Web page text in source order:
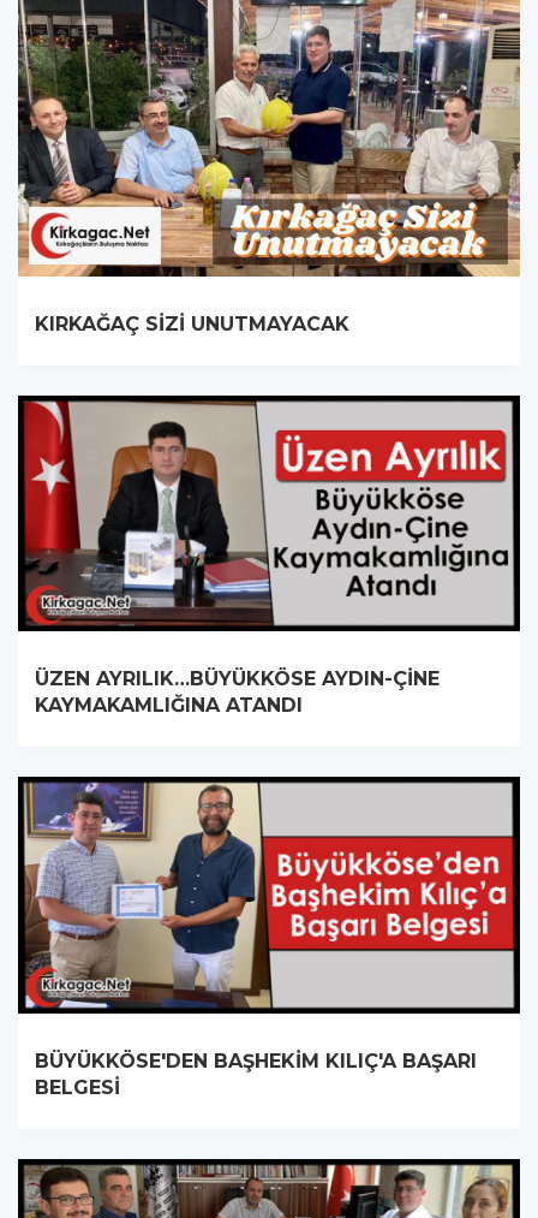
KIRKAĞAÇ SİZİ UNUTMAYACAK
ÜZEN AYRILIK…BÜYÜKKÖSE AYDIN-ÇİNE
KAYMAKAMLIĞINA ATANDI
BÜYÜKKÖSE'DEN BAŞHEKİM KILIÇ'A BAŞARI
BELGESİ